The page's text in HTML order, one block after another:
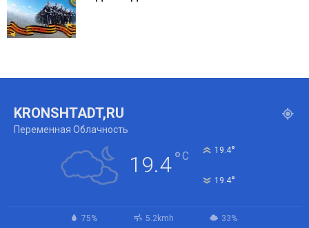
KRONSHTADT,RU
Переменная Облачность
19.4°C 19.4°
19.4°
75% 5.2kmh 33%